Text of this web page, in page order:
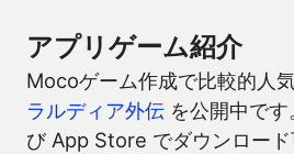
アプリゲーム紹介
Mocoゲーム作成で比較的人
ラルディア外伝 を公開中で
び App Store でダウンロード